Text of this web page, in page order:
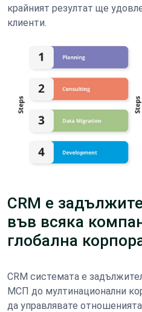
крайният резултат ще
клиенти.
CRM е
във всяка
глобална
CRM системата е
МСП до мултинационални
да управлявате